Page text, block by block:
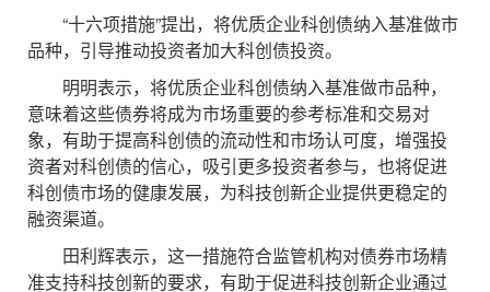
“十六项措施”提出，将优质企业科创债纳入基准做市
品种，引导推动投资者加大科创债投资。
明明表示，将优质企业科创债纳入基准做市品种，
意味着这些债券将成为市场重要的参考标准和交易对
象，有助于提高科创债的流动性和市场认可度，增强投
资者对科创债的信心，吸引更多投资者参与，也将促进
科创债市场的健康发展，为科技创新企业提供更稳定的
融资渠道。
田利辉表示，这一措施符合监管机构对债券市场精
准支持科技创新的要求，有助于促进科技创新企业通过